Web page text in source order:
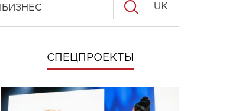
БИЗНЕС UK
СПЕЦПРОЕКТЫ